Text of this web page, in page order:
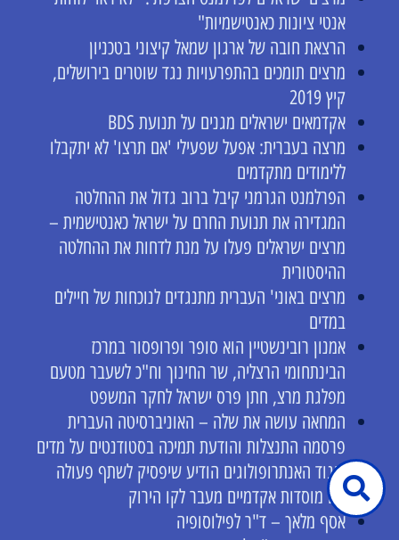
אנטי ציונות כאנטישמיות"
הרצאת חובה של ארגון שמאל קיצוני בטכניון
מרצים תומכים בהתפרעויות נגד שוטרים בירושלים,
קיץ 2019
אקדמאים ישראלים מגנים על תנועת BDS
מרצה בעברית: אפעל שפעילי 'אם תרצו' לא יתקבלו
ללימודים מתקדמים
הפרלמנט הגרמני קיבל ברוב גדול את ההחלטה
המגדירה את תנועת החרם על ישראל כאנטישמית –
מרצים ישראלים פעלו על מנת לדחות את ההחלטה
ההיסטורית
מרצים באוני' העברית מתנגדים לנוכחות של חיילים
במדים
אמנון רובינשטיין הוא סופר ופרופסור במרכז
הבינתחומי הרצליה, שר החינוך וח"כ לשעבר מטעם
מפלגת מרצ, חתן פרס ישראל לחקר המשפט
המחאה עושה את שלה – האוניברסיטה העברית
פרסמה התנצלות והודעת תמיכה בסטודנטים על מדים
איגוד האנתרופולוגים הודיע שיפסיק לשתף פעולה
עם מוסדות אקדמיים מעבר לקו הירוק
אסף מלאך – ד"ר לפילוסופיה